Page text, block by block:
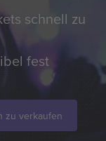
schnell zu
fest
zu verkaufen